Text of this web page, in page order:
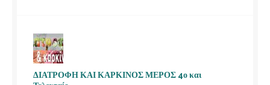
ΔΙΑΤΡΟΦΗ ΚΑΙ ΚΑΡΚΙΝΟΣ ΜΕΡΟΣ 4ο και